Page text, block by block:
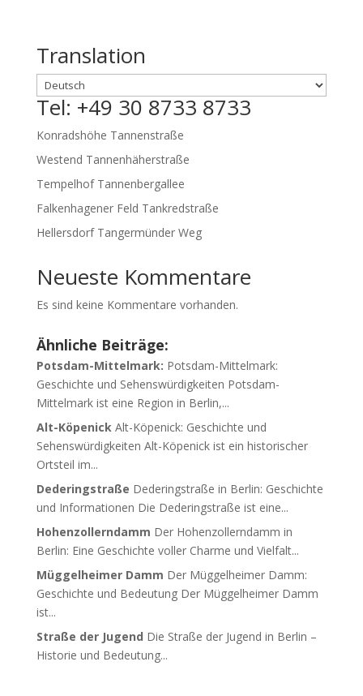
Translation
Tel: +49 30 8733 8733
Konradshöhe Tannenstraße
Westend Tannenhäherstraße
Tempelhof Tannenbergallee
Falkenhagener Feld Tankredstraße
Hellersdorf Tangermünder Weg
Neueste Kommentare
Es sind keine Kommentare vorhanden.
Ähnliche Beiträge:
Potsdam-Mittelmark: Potsdam-Mittelmark:
Geschichte und Sehenswürdigkeiten Potsdam-
Mittelmark ist eine Region in Berlin,...
Alt-Köpenick Alt-Köpenick: Geschichte und
Sehenswürdigkeiten Alt-Köpenick ist ein historischer
Ortsteil im...
Dederingstraße Dederingstraße in Berlin: Geschichte
und Informationen Die Dederingstraße ist eine...
Hohenzollerndamm Der Hohenzollerndamm in
Berlin: Eine Geschichte voller Charme und Vielfalt...
Müggelheimer Damm Der Müggelheimer Damm:
Geschichte und Bedeutung Der Müggelheimer Damm
ist...
Straße der Jugend Die Straße der Jugend in Berlin –
Historie und Bedeutung...